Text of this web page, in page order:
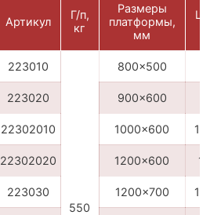
Артикул
Г/п,
кг
Размеры
платформы,
мм
223010
550
800x500
223020 900x600
22302010 1000x600
22302020 1200x600
223030 1200x700